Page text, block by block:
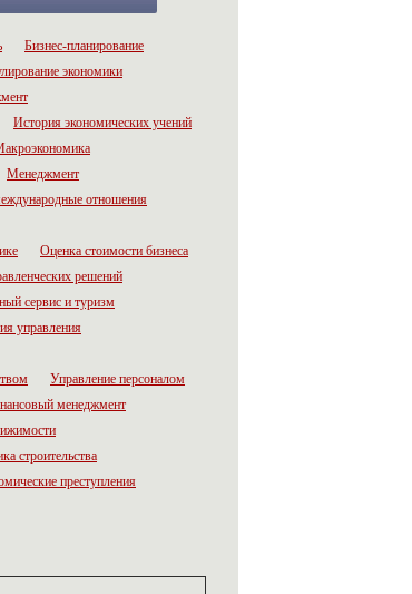
Бизнес-планирование
экономики
История экономических учений
Менеджмент
отношения
Оценка стоимости бизнеса
решений
сервис и туризм
управления
Управление персоналом
менеджмент
строительства
преступления